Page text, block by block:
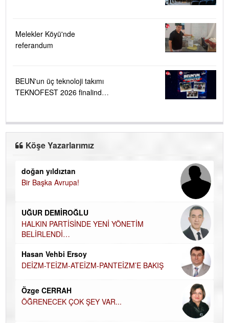
Melekler Köyü'nde
referandum
BEUN'un üç teknoloji takımı
TEKNOFEST 2026 finalinde
Köşe Yazarlarımız
doğan yıldıztan
Bir Başka Avrupa!
UĞUR DEMİROĞLU
HALKIN PARTİSİNDE YENİ YÖNETİM
BELİRLENDİ…
Hasan Vehbi Ersoy
DEİZM-TEİZM-ATEİZM-PANTEİZM’E BAKIŞ
Özge CERRAH
ÖĞRENECEK ÇOK ŞEY VAR...